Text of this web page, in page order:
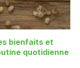
bienfaits et
quotidienne